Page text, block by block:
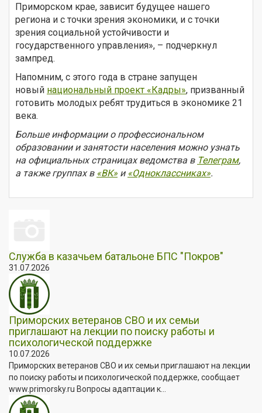
Приморском крае, зависит будущее нашего
региона и с точки зрения экономики, и с точки
зрения социальной устойчивости и
государственного управления», – подчеркнул
зампред.
Напомним, с этого года в стране запущен
новый национальный проект «Кадры», призванный
готовить молодых ребят трудиться в экономике 21
века.
Больше информации о профессиональном
образовании и занятости населения можно узнать
на официальных страницах ведомства в Телеграм,
а также группах в «ВК» и «Одноклассниках».
Служба в казачьем батальоне БПС "Покров"
31.07.2026
Приморских ветеранов СВО и их семьи
приглашают на лекции по поиску работы и
психологической поддержке
10.07.2026
Приморских ветеранов СВО и их семьи приглашают на лекции
по поиску работы и психологической поддержке, сообщает
www.primorsky.ru Вопросы адаптации к...